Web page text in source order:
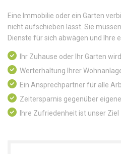
Eine Immobilie oder ein Garten
nicht aufschieben lässt. Sie
Dienste für sich abwägen und Ihre
Ihr Zuhause oder Ihr Garten
Werterhaltung Ihrer
Ein Ansprechpartner für alle
Zeitersparnis gegenüber
Ihre Zufriedenheit ist unser Ziel